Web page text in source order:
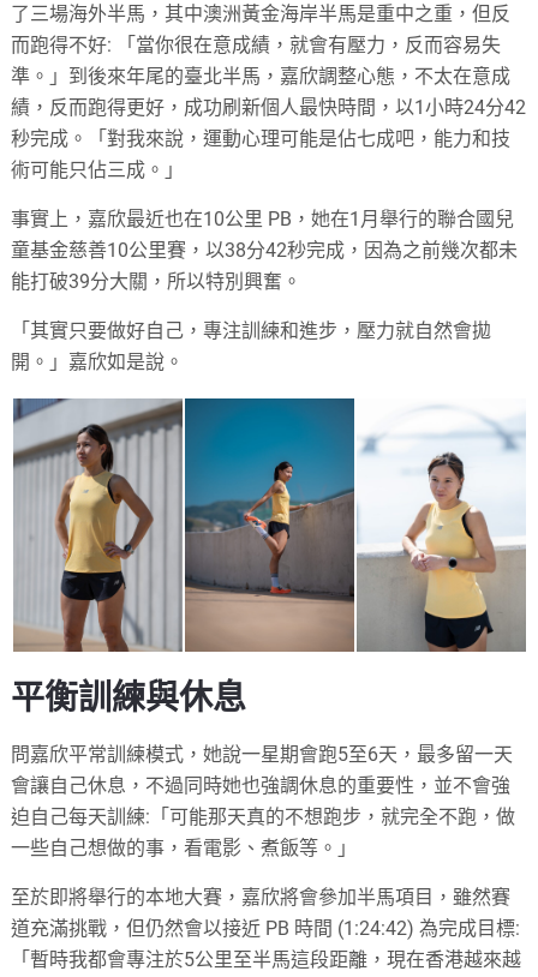
了三場海外半馬，其中澳洲黃金海岸半馬是重中之重，但反
而跑得不好: 「當你很在意成績，就會有壓力，反而容易失
準。」到後來年尾的臺北半馬，嘉欣調整心態，不太在意成
績，反而跑得更好，成功刷新個人最快時間，以1小時24分42
秒完成。「對我來說，運動心理可能是佔七成吧，能力和技
術可能只佔三成。」
事實上，嘉欣最近也在10公里 PB，她在1月舉行的聯合國兒
童基金慈善10公里賽，以38分42秒完成，因為之前幾次都未
能打破39分大關，所以特別興奮。
「其實只要做好自己，專注訓練和進步，壓力就自然會拋
開。」嘉欣如是說。
平衡訓練與休息
問嘉欣平常訓練模式，她說一星期會跑5至6天，最多留一天
會讓自己休息，不過同時她也強調休息的重要性，並不會強
迫自己每天訓練:「可能那天真的不想跑步，就完全不跑，做
一些自己想做的事，看電影、煮飯等。」
至於即將舉行的本地大賽，嘉欣將會參加半馬項目，雖然賽
道充滿挑戰，但仍然會以接近 PB 時間 (1:24:42) 為完成目標:
「暫時我都會專注於5公里至半馬這段距離，現在香港越來越